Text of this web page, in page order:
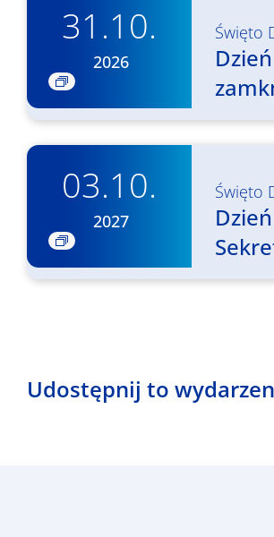
31.10.
2026
Święto
03.10.
2027
Święto
Udostępnij to